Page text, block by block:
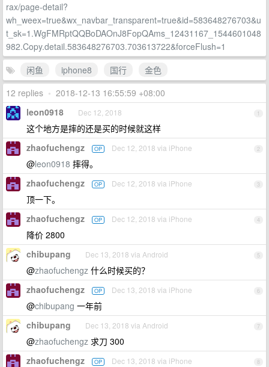
rax/page-detail?
wh_weex=true&wx_navbar_transparent=true&id=583648276703&u
t_sk=1.WgFMRptQQBoDAOnJ8FopQAms_12431167_1544601048
982.Copy.detail.583648276703.703613722&forceFlush=1
闲鱼
iphone8 国行
金色
12 replies • 2018-12-13 16:55:59 +08:00
1
leon0918 Dec 12, 2018
这个地方是摔的还是买的时候就这样
2
zhaofuchengz OP Dec 12, 2018 via iPhone
@leon0918 摔得。
3
zhaofuchengz OP Dec 12, 2018 via iPhone
顶一下。
4
zhaofuchengz OP Dec 12, 2018 via iPhone
降价 2800
5
chibupang Dec 13, 2018 via Android
@zhaofuchengz 什么时候买的？
6
zhaofuchengz OP Dec 13, 2018 via iPhone
@chibupang 一年前
7
chibupang Dec 13, 2018 via Android
@zhaofuchengz 求刀 300
8
zhaofuchengz OP Dec 13, 2018 via iPhone